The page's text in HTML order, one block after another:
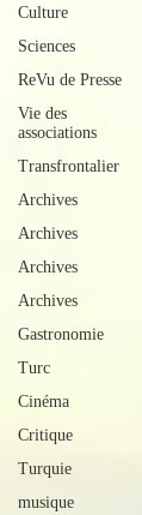
Culture
Sciences
ReVu de Presse
Vie des
associations
Transfrontalier
Archives
Archives
Archives
Archives
Gastronomie
Turc
Cinéma
Critique
Turquie
musique